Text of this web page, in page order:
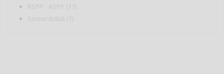
RSPP - ASPP (17)
Sostenibilità (1)